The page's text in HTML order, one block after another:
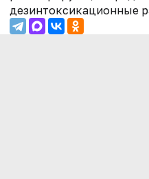
дезинтоксикационные